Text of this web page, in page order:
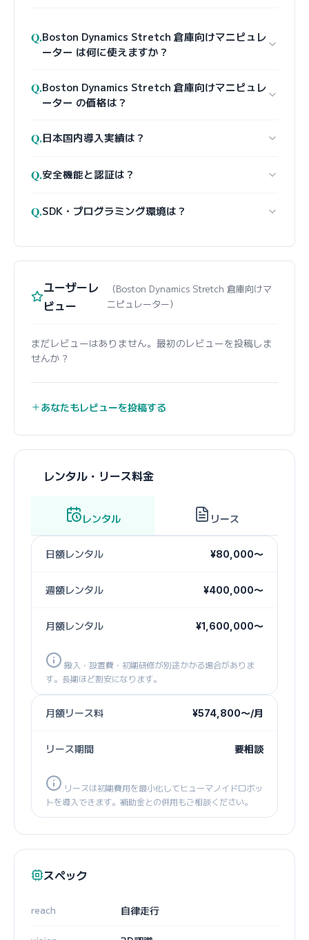
Q.Boston Dynamics Stretch 倉庫向けマニピュレ
ーター は何に使えますか？
Q.Boston Dynamics Stretch 倉庫向けマニピュレ
ーター の価格は？
Q.日本国内導入実績は？
Q.安全機能と認証は？
Q.SDK・プログラミング環境は？
ユーザーレ
ビュー
（Boston Dynamics Stretch 倉庫向けマ
ニピュレーター）
まだレビューはありません。最初のレビューを投稿しま
せんか？
あなたもレビューを投稿する
レンタル・リース料金
レンタル リース
日額レンタル ¥80,000〜
週額レンタル ¥400,000〜
月額レンタル ¥1,600,000〜
搬入・設置費・初期研修が別途かかる場合がありま
す。長期ほど割安になります。
月額リース料 ¥574,800〜/月
リース期間 要相談
リースは初期費用を最小化してヒューマノイドロボッ
トを導入できます。補助金との併用もご相談ください。
スペック
reach 自律走行